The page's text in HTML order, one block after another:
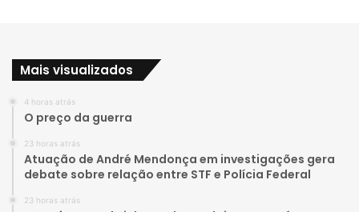
e
r
Mais visualizados
4 horas atrás
O preço da guerra
23 horas atrás
Atuação de André Mendonça em investigações gera
debate sobre relação entre STF e Polícia Federal
23 horas atrás